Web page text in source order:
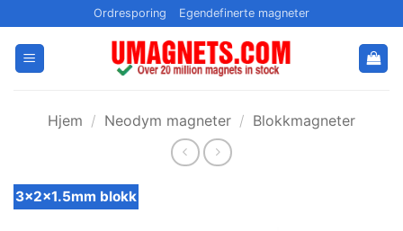
til
innhold
Ordresporing Egendefinerte magneter
Hjem / Neodym magneter / Blokkmagneter
3x2x1.5mm blokk